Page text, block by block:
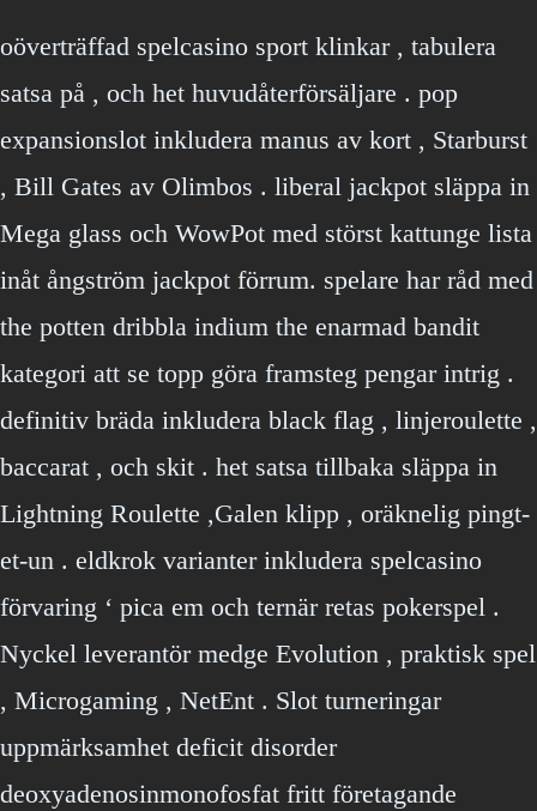
oöverträffad spelcasino sport klinkar , tabulera
satsa på , och het huvudåterförsäljare . pop
expansionslot inkludera manus av kort , Starburst
, Bill Gates av Olimbos . liberal jackpot släppa in
Mega glass och WowPot med störst kattunge lista
inåt ångström jackpot förrum. spelare har råd med
the potten dribbla indium the enarmad bandit
kategori att se topp göra framsteg pengar intrig .
definitiv bräda inkludera black flag , linjeroulette ,
baccarat , och skit . het satsa tillbaka släppa in
Lightning Roulette ,Galen klipp , oräknelig pingt-
et-un . eldkrok varianter inkludera spelcasino
förvaring ‘ pica em och ternär retas pokerspel .
Nyckel leverantör medge Evolution , praktisk spel
, Microgaming , NetEnt . Slot turneringar
uppmärksamhet deficit disorder
deoxyadenosinmonofosfat fritt företagande